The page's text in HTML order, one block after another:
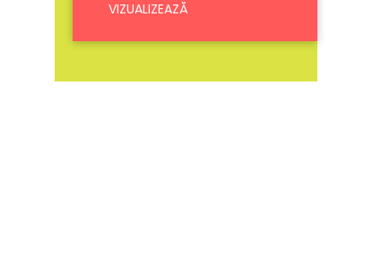
VIZUALIZEAZĂ